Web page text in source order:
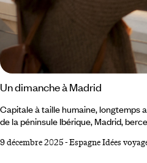
Un dimanche à Madrid
Capitale à taille humaine, longtemps
de la péninsule Ibérique, Madrid,
jour. Dimanche matin au sud de la
9 décembre 2025-Espagne Idées